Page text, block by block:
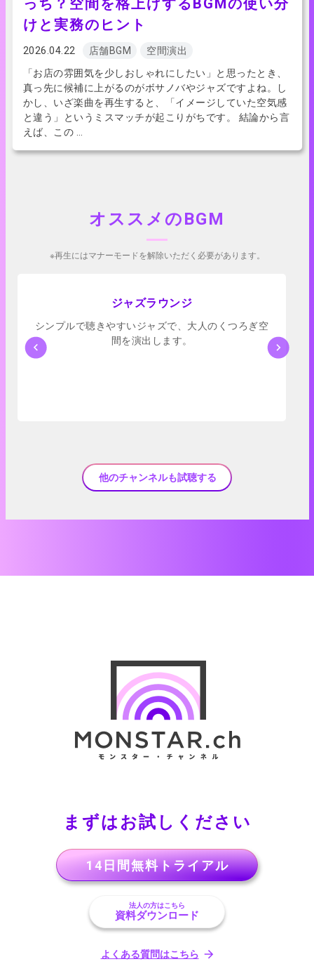
っち？空間を格上げするBGMの使い分
けと実務のヒント
2026.04.22 店舗BGM
空間演出
「お店の雰囲気を少しおしゃれにしたい」と思ったとき、
真っ先に候補に上がるのがボサノバやジャズですよね。し
かし、いざ楽曲を再生すると、「イメージしていた空気感
と違う」というミスマッチが起こりがちです。 結論から言
えば、この …
オススメのBGM
※再生にはマナーモードを解除いただく必要があります。
アプリで試聴
ジャズラウンジ
シンプルで聴きやすいジャズで、大人のくつろぎ空
間を演出します。
他のチャンネルも試聴する
まずはお試しください
14日間無料トライアル
法人の方はこちら
資料ダウンロード
よくある質問はこちら